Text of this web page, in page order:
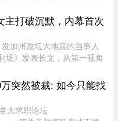
Côté和伴侣原计划首次前
度 ...
主打破沉默，内幕首次
加州政坛大地震的当事人
场》发表长文，从第一视角
婚外情。这段尘封多年的往
。Gavin New ...
突然被裁: 如今只能找
大求职论坛